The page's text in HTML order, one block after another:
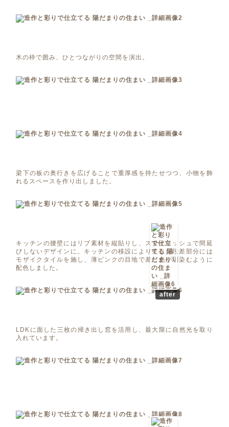
木の枠で囲み、ひとつながりの空間を演出。
梁下の板の奥行きを広げることで重厚感を持たせつつ、小物を飾
れるスペースを作り出しました。
キッチンの腰壁にはリブ素材を縦貼りし、スタイリッシュで間延
びしないデザインに。キッチンの移設により生じた段差部分には
モザイクタイルを施し、薄ピンクの目地で差し色が馴染むように
配色しました。
after
LDKに面した三枚の掃き出し窓を活用し、最大限に自然光を取り
入れています。